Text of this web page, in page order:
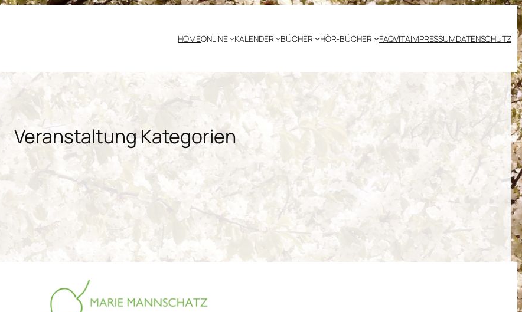
HOMEONLINE KALENDER BÜCHER HÖR-BÜCHER FAQVITAIMPRESSUMDATENSCHUTZ
Veranstaltung Kategorien